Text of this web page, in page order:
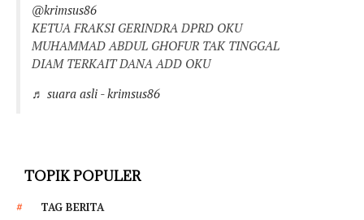
@krimsus86
KETUA FRAKSI GERINDRA DPRD OKU
MUHAMMAD ABDUL GHOFUR TAK TINGGAL
DIAM TERKAIT DANA ADD OKU
♬ suara asli - krimsus86
TOPIK POPULER
TAG BERITA